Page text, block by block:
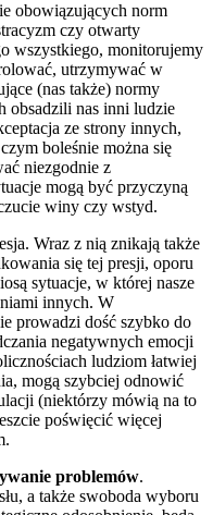
obowiązujących norm
czy otwarty
wszystkiego, monitorujemy
utrzymywać w
(nas także) normy
obsadzili nas inni ludzie
ze strony innych,
boleśnie można się
niezgodnie z
mogą być przyczyną
winy czy wstyd.
Wraz z nią znikają także
się tej presji, oporu
sytuacje, w której nasze
innych. W
prowadzi dość szybko do
negatywnych emocji
ludziom łatwiej
mogą szybciej odnowić
(niektórzy mówią na to
poświęcić więcej
problemów.
a także swoboda wyboru